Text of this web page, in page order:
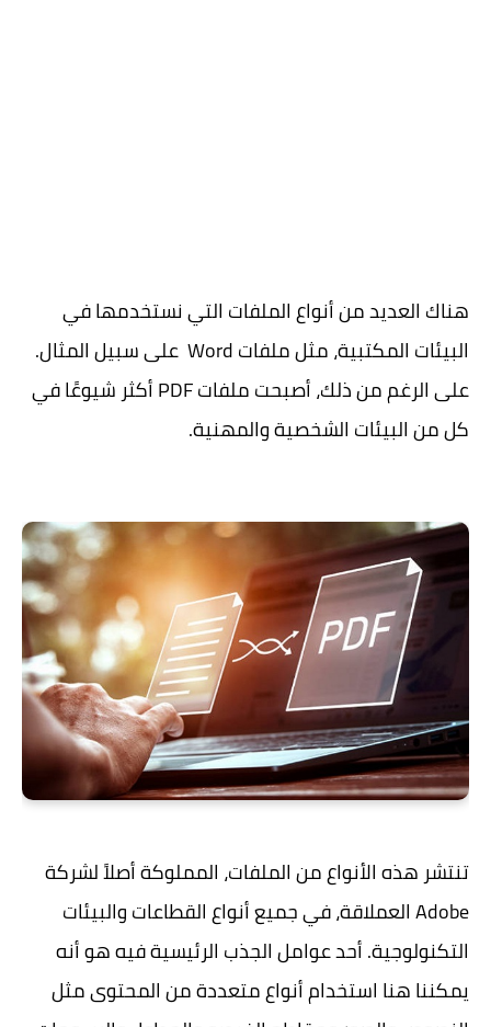
هناك العديد من أنواع الملفات التي نستخدمها في
البيئات المكتبية، مثل ملفات Word على سبيل المثال.
على الرغم من ذلك، أصبحت ملفات PDF أكثر شيوعًا في
كل من البيئات الشخصية والمهنية.
تنتشر هذه الأنواع من الملفات، المملوكة أصلاً لشركة
Adobe العملاقة، في جميع أنواع القطاعات والبيئات
التكنولوجية. أحد عوامل الجذب الرئيسية فيه هو أنه
يمكننا هنا استخدام أنواع متعددة من المحتوى مثل